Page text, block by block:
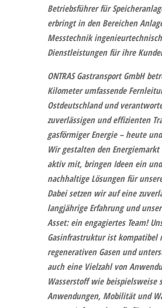
Betriebsführer für
erbringt in den Bereichen
Messtechnik
Dienstleistungen für ihre
ONTRAS Gastransport GmbH
Kilometer umfassende
Ostdeutschland und
zuverlässigen und effizienten
gasförmiger Energie – heute
Wir gestalten den
aktiv mit, bringen Ideen ein
nachhaltige Lösungen für
Dabei setzen wir auf eine
langjährige Erfahrung und
Asset: ein engagiertes Team!
Gasinfrastruktur ist kompatibel
regenerativen Gasen und
auch eine Vielzahl von
Wasserstoff wie beispielsweise
Anwendungen, Mobilität und